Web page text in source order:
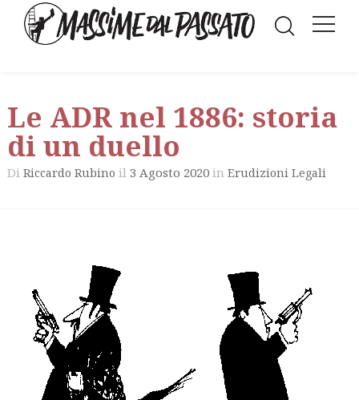
Le ADR nel 1886: storia
di un duello
Di Riccardo Rubino il 3 Agosto 2020 in Erudizioni Legali